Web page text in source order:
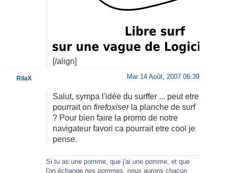
[/align]
Mar 14 Août, 2007 06:39
Salut, sympa l'idée du surffer ... peut etre
pourrait on firefoxiserla planche de surf
? Pour bien faire la promo de notre
navigateur favori ca pourrait etre cool je
pense.
Si tu as une pomme, que j'ai une pomme, et que
l'on échange nos pommes, nous aurons chacun
RilaX